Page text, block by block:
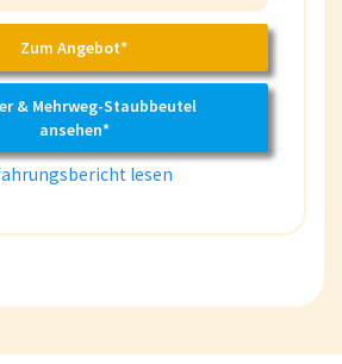
Zum Angebot*
& Mehrweg-Staubbeutel
ansehen*
lesen